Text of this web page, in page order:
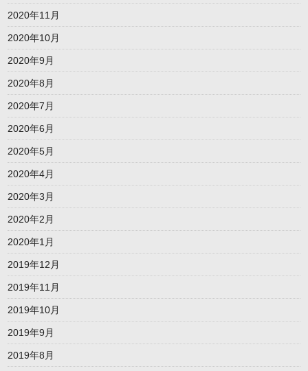
2020年11月
2020年10月
2020年9月
2020年8月
2020年7月
2020年6月
2020年5月
2020年4月
2020年3月
2020年2月
2020年1月
2019年12月
2019年11月
2019年10月
2019年9月
2019年8月